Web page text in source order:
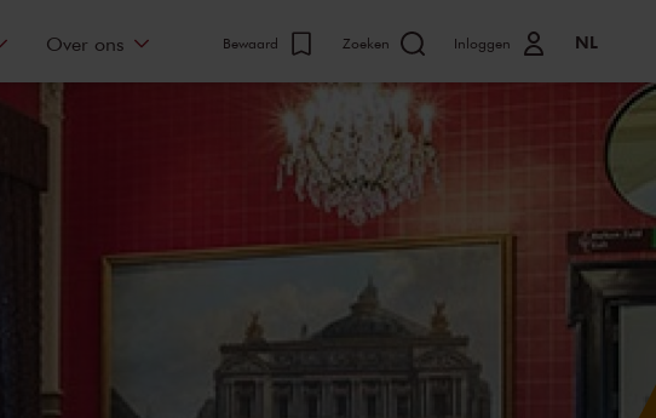
Over ons Bewaard Zoeken Inloggen NL